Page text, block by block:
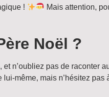
!
Mais attention,
Noël ?
n’oubliez pas de raconter
même, mais n’hésitez